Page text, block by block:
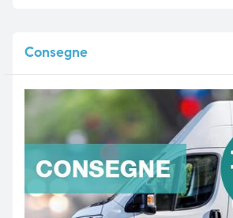
Consegne